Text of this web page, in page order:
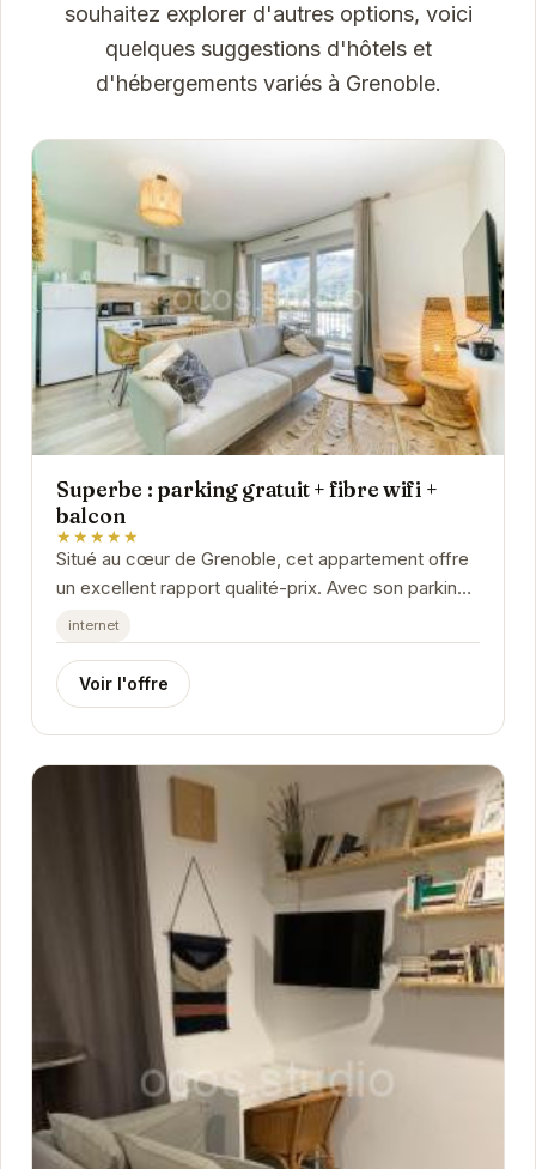
souhaitez explorer d'autres options, voici
quelques suggestions d'hôtels et
d'hébergements variés à Grenoble.
Superbe : parking gratuit + fibre wifi +
balcon
★★★★★
Situé au cœur de Grenoble, cet appartement offre
un excellent rapport qualité-prix. Avec son parking
gratuit, sa connexion wifi haut débit et son...
internet
Voir l'offre